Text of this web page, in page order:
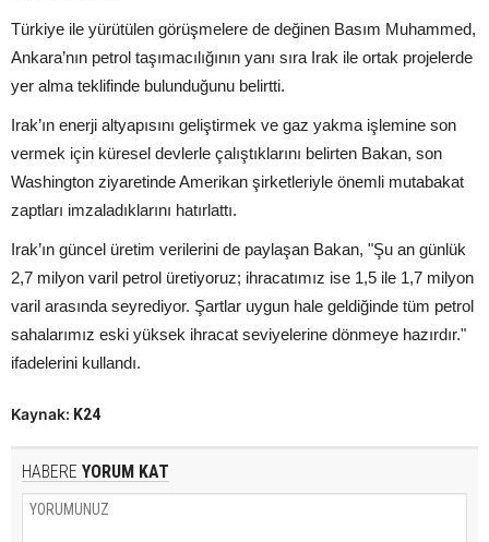
Türkiye ile yürütülen görüşmelere de değinen Basım Muhammed,
Ankara’nın petrol taşımacılığının yanı sıra Irak ile ortak projelerde
yer alma teklifinde bulunduğunu belirtti.
Irak’ın enerji altyapısını geliştirmek ve gaz yakma işlemine son
vermek için küresel devlerle çalıştıklarını belirten Bakan, son
Washington ziyaretinde Amerikan şirketleriyle önemli mutabakat
zaptları imzaladıklarını hatırlattı.
Irak’ın güncel üretim verilerini de paylaşan Bakan, "Şu an günlük
2,7 milyon varil petrol üretiyoruz; ihracatımız ise 1,5 ile 1,7 milyon
varil arasında seyrediyor. Şartlar uygun hale geldiğinde tüm petrol
sahalarımız eski yüksek ihracat seviyelerine dönmeye hazırdır."
ifadelerini kullandı.
Kaynak: K24
HABERE YORUM KAT